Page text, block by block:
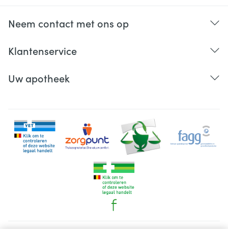
Neem contact met ons op
Klantenservice
Uw apotheek
Juridische links